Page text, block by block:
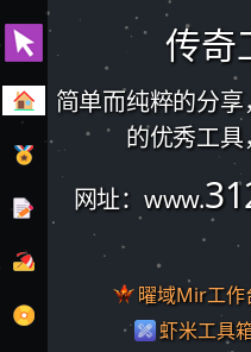
传奇
简单而纯粹的分
的优秀工
网址：www.
曜域Mir工作
虾米工具